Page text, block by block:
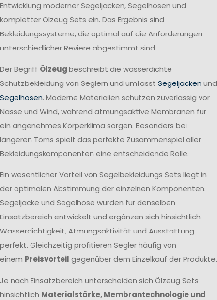
Entwicklung moderner Segeljacken, Segelhosen und
kompletter Ölzeug Sets ein. Das Ergebnis sind
Bekleidungssysteme, die optimal auf die Anforderungen
unterschiedlicher Reviere abgestimmt sind.
Der Begriff Ölzeugbeschreibt die wasserdichte
Schutzbekleidung von Seglern und umfasst Segeljacken und
Segelhosen. Moderne Materialien schützen zuverlässig vor
Nässe und Wind, während atmungsaktive Membranen für
ein angenehmes Körperklima sorgen. Besonders bei
längeren Törns spielt das perfekte Zusammenspiel aller
Bekleidungskomponenten eine entscheidende Rolle.
Ein wesentlicher Vorteil von Segelbekleidungs Sets liegt in
der optimalen Abstimmung der einzelnen Komponenten.
Segeljacke und Segelhose wurden für denselben
Einsatzbereich entwickelt und ergänzen sich hinsichtlich
Wasserdichtigkeit, Atmungsaktivität und Ausstattung
perfekt. Gleichzeitig profitieren Segler häufig von
einem Preisvorteil gegenüber dem Einzelkauf der Produkte.
Je nach Einsatzbereich unterscheiden sich Ölzeug Sets
hinsichtlich Materialstärke, Membrantechnologie und